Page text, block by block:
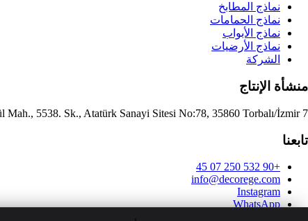
نماذج المطابخ
نماذج الحمامات
نماذج الأبواب
نماذج الأرضيات
الشركة
منشأة الإنتاج
7 Eylül Mah., 5538. Sk., Atatürk Sanayi Sitesi No:78, 35860 Torbalı/İzmir
تابعنا
+90 532 250 07 45
info@decorege.com
Instagram
WhatsApp